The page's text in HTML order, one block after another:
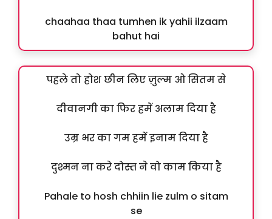
chaahaa thaa tumhen ik yahii ilzaam
bahut hai
पहले तो होश छीन लिए ज़ुल्म ओ सितम से
दीवानगी का फिर हमें अलाम दिया है
उम्र भर का गम हमें इनाम दिया है
दुश्मन ना करे दोस्त ने वो काम किया है
Pahale to hosh chhiin lie zulm o sitam
se